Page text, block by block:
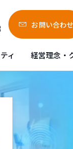
お問い合わせ
ィ 経営理念・